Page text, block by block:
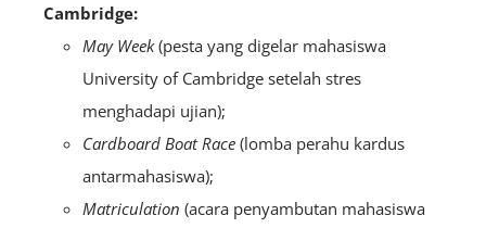
Cambridge:
May Week(pesta yang digelar mahasiswa
University of Cambridge setelah stres
menghadapi ujian);
Cardboard Boat Race (lomba perahu kardus
antarmahasiswa);
Matriculation (acara penyambutan mahasiswa